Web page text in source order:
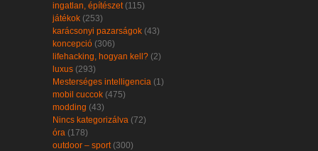
ingatlan, építészet(115)
játékok (253)
karácsonyi pazarságok (43)
koncepció (306)
lifehacking, hogyan kell? (2)
luxus (293)
Mesterséges intelligencia (1)
mobil cuccok (475)
modding (43)
Nincs kategorizálva (72)
óra (178)
outdoor – sport(300)